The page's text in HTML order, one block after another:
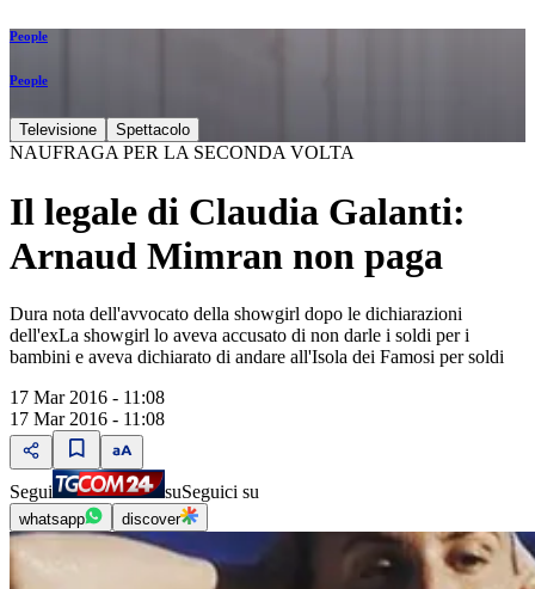
People
People
Televisione Spettacolo
NAUFRAGA PER LA SECONDA VOLTA
Il legale di Claudia Galanti:
Arnaud Mimran non paga
Dura nota dell'avvocato della showgirl dopo le dichiarazioni
dell'exLa showgirl lo aveva accusato di non darle i soldi per i
bambini e aveva dichiarato di andare all'Isola dei Famosi per soldi
17 Mar 2016 - 11:08
17 Mar 2016 - 11:08
Segui suSeguici su
whatsapp discover